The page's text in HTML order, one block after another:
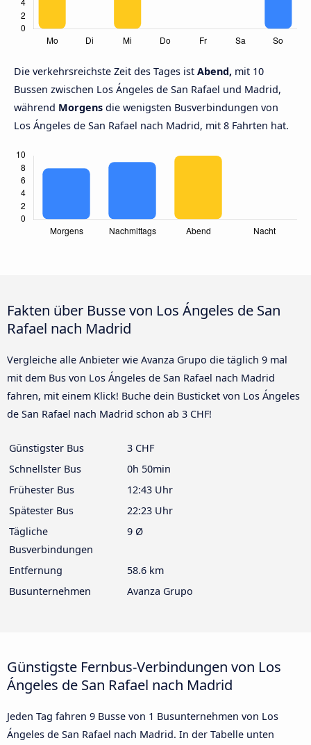
Die verkehrsreichste Zeit des Tages ist Abend, mit 10
Bussen zwischen Los Ángeles de San Rafael und Madrid,
während Morgens die wenigsten Busverbindungen von
Los Ángeles de San Rafael nach Madrid, mit 8 Fahrten hat.
Fakten über Busse von Los Ángeles de San
Rafael nach Madrid
Vergleiche alle Anbieter wie Avanza Grupo die täglich 9 mal
mit dem Bus von Los Ángeles de San Rafael nach Madrid
fahren, mit einem Klick! Buche dein Busticket von Los Ángeles
de San Rafael nach Madrid schon ab 3 CHF!
Günstigster Bus
3 CHF
Schnellster Bus
0h 50min
Frühester Bus
12:43 Uhr
Spätester Bus
22:23 Uhr
Tägliche
Busverbindungen
9 Ø
Entfernung
58.6 km
Busunternehmen
Avanza Grupo
Günstigste Fernbus-Verbindungen von Los
Ángeles de San Rafael nach Madrid
Jeden Tag fahren 9 Busse von 1 Busunternehmen von Los
Ángeles de San Rafael nach Madrid. In der Tabelle unten